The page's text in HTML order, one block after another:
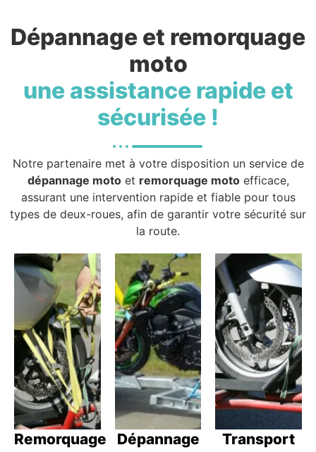
Dépannage et remorquage
moto
une assistance rapide et
sécurisée !
Notre partenaire met à votre disposition un service de
dépannage motoet remorquage motoefficace,
assurant une intervention rapide et fiable pour tous
types de deux-roues, afin de garantir votre sécurité sur
la route.
Remorquage
Dépannage
Transport